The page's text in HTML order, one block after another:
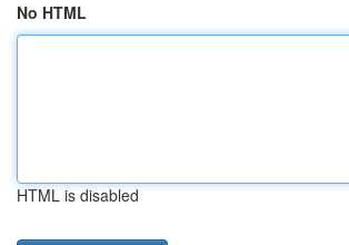
No HTML
HTML is disabled